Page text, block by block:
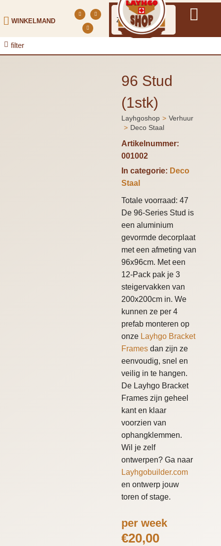
WINKELMAND
filter
96 Stud
(1stk)
Je bent hier:
Layhgoshop
Verhuur
Deco Staal
Artikelnummer:
001002
In categorie: Deco
Staal
Totale voorraad: 47
De 96-Series Stud is
een aluminium
gevormde decorplaat
met een afmeting van
96x96cm. Met een
12-Pack pak je 3
steigervakken van
200x200cm in. We
kunnen ze per 4
prefab monteren op
onze Layhgo Bracket
Framesdan zijn ze
eenvoudig, snel en
veilig in te hangen.
De Layhgo Bracket
Frames zijn geheel
kant en klaar
voorzien van
ophangklemmen.
Wil je zelf
ontwerpen? Ga naar
Layhgobuilder.com
en ontwerp jouw
toren of stage.
per week
€20,00